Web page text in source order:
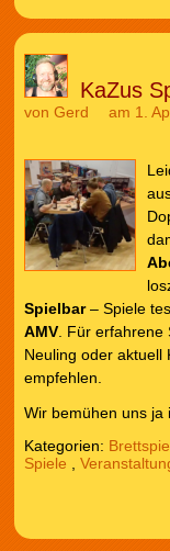
KaZus
von Gerd am 1.
Spielbar– Spiele
AMV. Für erfahrene
Neuling oder aktuell
empfehlen.
Wir bemühen uns ja
Kategorien:
Spiele